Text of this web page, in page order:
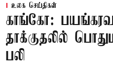
உலக செய்திகள்
காங்கோ:
தாக்குதலில்
பலி